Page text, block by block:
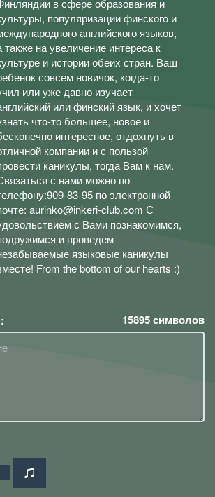
в сфере образования и
популяризации финского и
английского языков,
также на увеличение интереса к
и истории обеих стран. Ваш
совсем новичок, когда-то
или уже давно изучает
или финский язык, и хочет
что-то большее, новое и
интересное, отдохнуть в
компании и с пользой
каникулы, тогда Вам к нам.
с нами можно по
83-95 по электронной
aurinko@inkeri-club.com С
с Вами познакомимся,
и проведем
языковые каникулы
From the bottom of our hearts :)
15895символов